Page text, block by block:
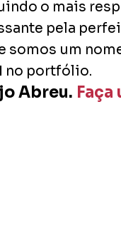
o mais
pela
somos um
no portfólio.
Abreu.